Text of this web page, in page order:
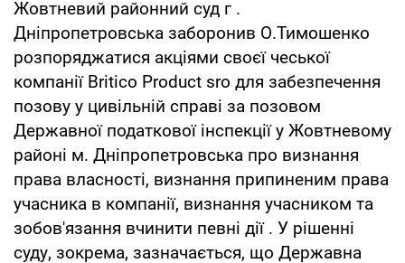
Жовтневий районний суд г .
Дніпропетровська заборонив О.Тимошенко
розпоряджатися акціями своєї чеської
компанії Britico Product sro для забезпечення
позову у цивільній справі за позовом
Державної податкової інспекції у Жовтневому
районі м. Дніпропетровська про визнання
права власності, визнання припиненим права
учасника в компанії, визнання учасником та
зобов'язання вчинити певні дії . У рішенні
суду, зокрема, зазначається, що Державна